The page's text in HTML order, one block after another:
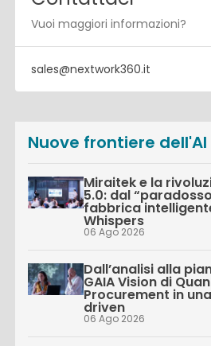
Vuoi maggiori informazioni?
sales@nextwork360.it
Nuove frontiere dell'AI
Miraitek e la
5.0: dal
fabbrica
Whispers
06 Ago 2026
Dall’analisi alla
GAIA Vision di
Procurement in
driven
06 Ago 2026